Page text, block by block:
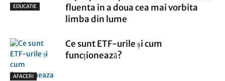
EDUCATIE
fluenta in a doua cea mai vorbita
limba din lume
AFACERI
Ce sunt ETF-urile și cum
funcționează?